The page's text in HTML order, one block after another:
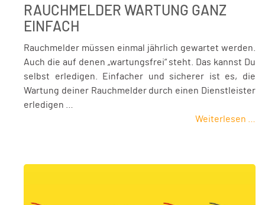
RAUCHMELDER WARTUNG GANZ
EINFACH
Rauchmelder müssen einmal jährlich gewartet werden.
Auch die auf denen „wartungsfrei“ steht. Das kannst Du
selbst erledigen. Einfacher und sicherer ist es, die
Wartung deiner Rauchmelder durch einen Dienstleister
erledigen …
Weiterlesen …